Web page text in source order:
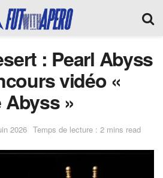
: Pearl Abyss
vidéo «
»
2026 Temps de lecture : 2 mins read